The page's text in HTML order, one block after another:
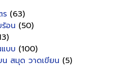
ร (63)
อน (50)
บบ (100)
น สมุด วาดเขียน (5)